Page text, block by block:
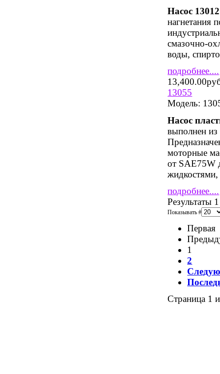
Насос 13012
нагнетания
смазочно-
воды,
подробнее....
13055
Модель:
Насос
выполнен из
моторные
от SAE75W
жидкостями,
подробнее....
Результаты
Показывать #
Первая
1
2
Страница 1